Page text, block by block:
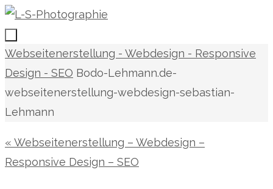
Zum
Inhalt
springen
Zum
Inhalt
springen
Start
Webseitenerstellung - Webdesign - Responsive
Design - SEO Bodo-Lehmann.de-
webseitenerstellung-webdesign-sebastian-
Lehmann
« Webseitenerstellung – Webdesign –
Responsive Design – SEO